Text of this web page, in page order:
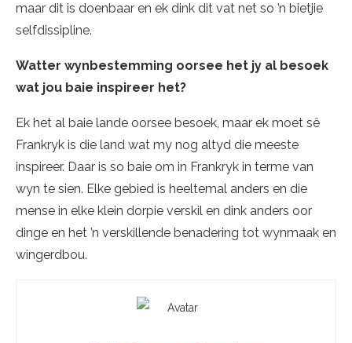
maar dit is doenbaar en ek dink dit vat net so ’n bietjie
selfdissipline.
Watter wynbestemming oorsee het jy al besoek
wat jou baie inspireer het?
Ek het al baie lande oorsee besoek, maar ek moet sê
Frankryk is die land wat my nog altyd die meeste
inspireer. Daar is so baie om in Frankryk in terme van
wyn te sien. Elke gebied is heeltemal anders en die
mense in elke klein dorpie verskil en dink anders oor
dinge en het ’n verskillende benadering tot wynmaak en
wingerdbou.